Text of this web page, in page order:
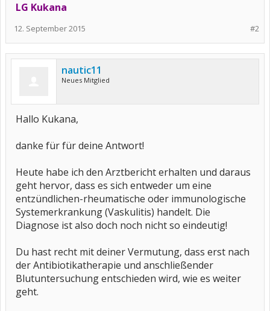
LG Kukana
#2
12. September 2015
nautic11
Neues Mitglied
Hallo Kukana,
danke für für deine Antwort!
Heute habe ich den Arztbericht erhalten und daraus
geht hervor, dass es sich entweder um eine
entzündlichen-rheumatische oder immunologische
Systemerkrankung (Vaskulitis) handelt. Die
Diagnose ist also doch noch nicht so eindeutig!
Du hast recht mit deiner Vermutung, dass erst nach
der Antibiotikatherapie und anschließender
Blutuntersuchung entschieden wird, wie es weiter
geht.